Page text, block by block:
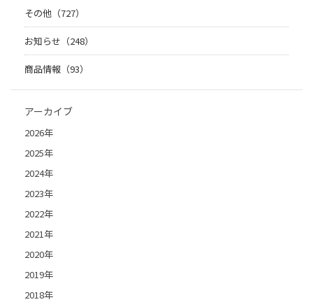
その他（727）
お知らせ（248）
商品情報（93）
アーカイブ
2026年
2025年
2024年
2023年
2022年
2021年
2020年
2019年
2018年